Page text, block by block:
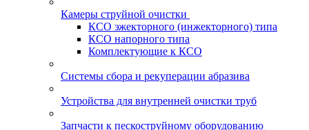
Камеры струйной очистки
КСО эжекторного (инжекторного) типа
КСО напорного типа
Комплектующие к КСО
Системы сбора и рекуперации абразива
Устройства для внутренней очистки труб
Запчасти к пескоструйному оборудованию